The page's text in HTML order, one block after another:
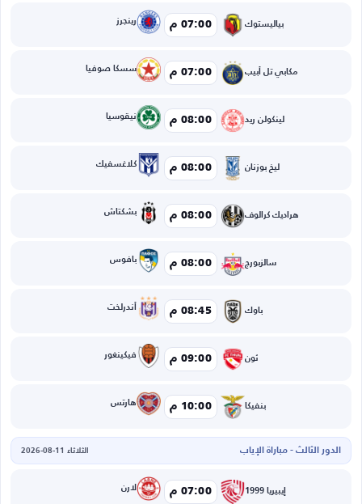
بياليستوك 07:00 م رينجرز
مكابي تل أبيب 07:00 م سسكا صوفيا
لينكولن ريد 08:00 م نيقوسيا
ليخ بوزنان 08:00 م كلاغسفيك
هراديك كرالوف 08:00 م بشكتاش
سالزبورج 08:00 م بافوس
باوك 08:45 م أندرلخت
ثون 09:00 م فيكينغور
بنفيكا 10:00 م هارتس
الدور الثالث - مباراة الإياب الثلاثاء 11-08-2026
إيبيريا 1999 07:00 م لارن